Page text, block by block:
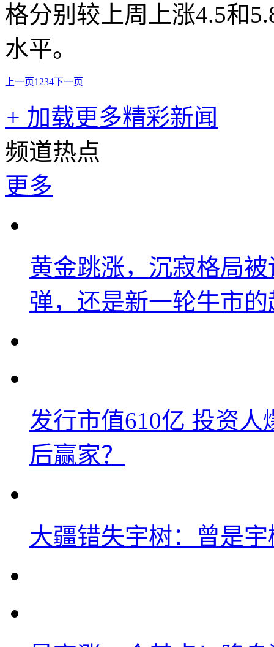
格分别较上周上涨4.5和
水平。
上一页1 234下一页
+ 加载更多精彩新闻
频道热点
更多
黄金跳涨，沉寂格局
弹，还是新一轮牛市
发行市值610亿 投资
后赢家？
大疆错失宇树：曾是